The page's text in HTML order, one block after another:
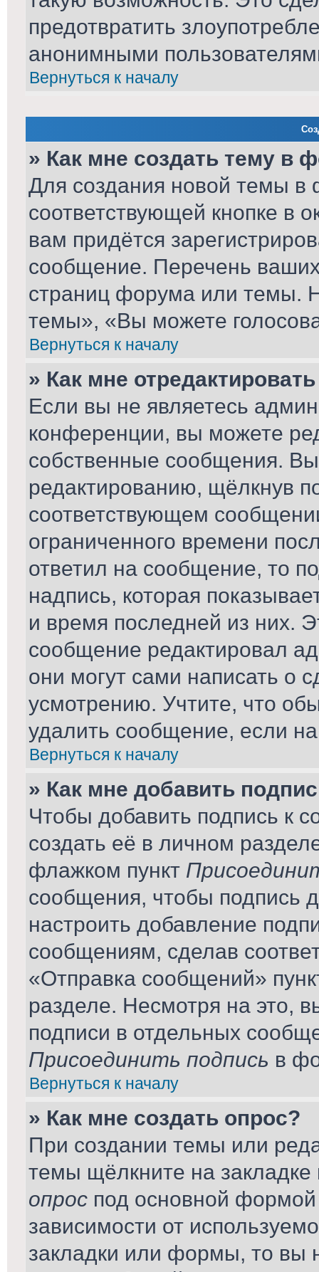
предотвратить
анонимными
Вернуться к началу
» Как мне создать тему в
Для создания новой темы
соответствующей кнопке в
вам придётся
сообщение. Перечень
страниц форума или темы.
темы», «Вы можете
Вернуться к началу
» Как мне
Если вы не являетесь
конференции, вы можете
собственные сообщения.
редактированию, щёлкнув
соответствующем
ограниченного времени
ответил на сообщение, то
надпись, которая
и время последней из них.
сообщение редактировал
они могут сами написать о
усмотрению. Учтите, что
удалить сообщение, если на
Вернуться к началу
» Как мне добавить
Чтобы добавить подпись к
создать её в личном
флажком пункт
сообщения, чтобы подпись
настроить добавление
сообщениям, сделав
«Отправка сообщений»
разделе. Несмотря на это,
подписи в отдельных
Присоединить подпись в
Вернуться к началу
» Как мне создать опрос?
При создании темы или
темы щёлкните на
опрос под основной
зависимости от
закладки или формы, то вы